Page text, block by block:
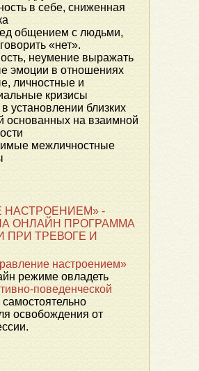
в себе, сниженная
общением с людьми,
«нет».
неумение выражать
эмоции в отношениях
личностные и
кризисы
установлении близких
основанных на взаимной
межличностные
НАСТРОЕНИЕМ» -
ОНЛАЙН ПРОГРАММА
ТРЕВОГЕ И
настроением»
режиме овладеть
поведенческой
самостоятельно
освобождения от